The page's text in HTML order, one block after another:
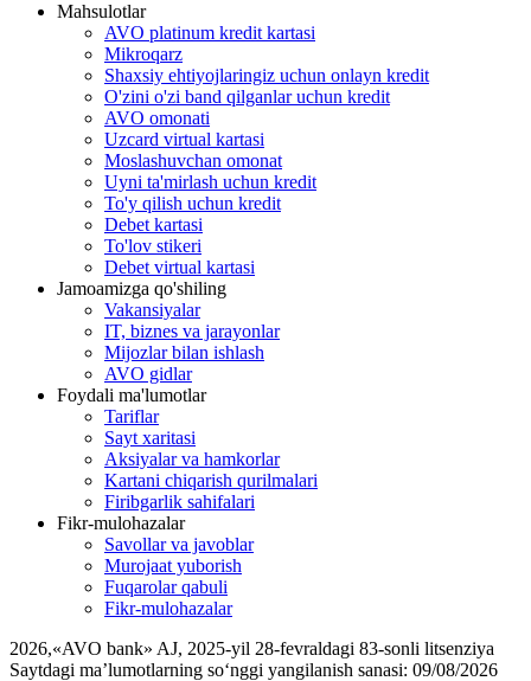
Mahsulotlar
AVO platinum kredit kartasi
Mikroqarz
Shaxsiy ehtiyojlaringiz uchun onlayn kredit
O'zini o'zi band qilganlar uchun kredit
AVO omonati
Uzcard virtual kartasi
Moslashuvchan omonat
Uyni ta'mirlash uchun kredit
To'y qilish uchun kredit
Debet kartasi
To'lov stikeri
Debet virtual kartasi
Jamoamizga qo'shiling
Vakansiyalar
IT, biznes va jarayonlar
Mijozlar bilan ishlash
AVO gidlar
Foydali ma'lumotlar
Tariflar
Sayt xaritasi
Aksiyalar va hamkorlar
Kartani chiqarish qurilmalari
Firibgarlik sahifalari
Fikr-mulohazalar
Savollar va javoblar
Murojaat yuborish
Fuqarolar qabuli
Fikr-mulohazalar
2026,«AVO bank» AJ, 2025-yil 28-fevraldagi 83-sonli litsenziya
Saytdagi ma’lumotlarning so‘nggi yangilanish sanasi: 09/08/2026